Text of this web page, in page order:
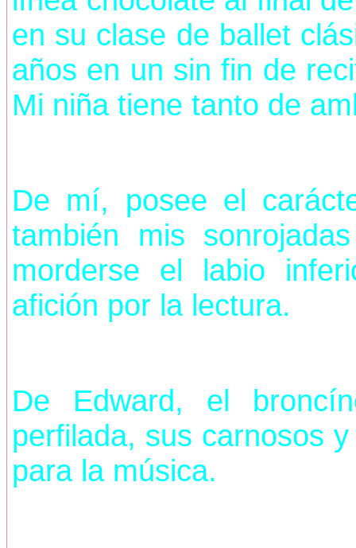
en su clase de ballet
años en un sin fin de
Mi niña tiene tanto de
De mí, posee el
también mis
morderse el labio
afición por la lectura.
De Edward, el
perfilada, sus carnosos
para la música.